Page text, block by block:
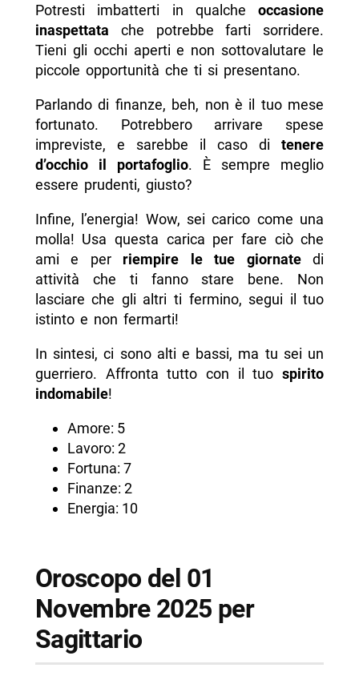
Potresti imbatterti in qualcheoccasione
inaspettata che potrebbe farti sorridere.
Tieni gli occhi aperti e non sottovalutare le
piccole opportunità che ti si presentano.
Parlando di finanze, beh, non è il tuo mese
fortunato. Potrebbero arrivare spese
impreviste, e sarebbe il caso ditenere
d’occhio il portafoglio. È sempre meglio
essere prudenti, giusto?
Infine, l’energia! Wow, sei carico come una
molla! Usa questa carica per fare ciò che
ami e per riempire le tue giornatedi
attività che ti fanno stare bene. Non
lasciare che gli altri ti fermino, segui il tuo
istinto e non fermarti!
In sintesi, ci sono alti e bassi, ma tu sei un
guerriero. Affronta tutto con il tuospirito
indomabile!
Amore: 5
Lavoro: 2
Fortuna: 7
Finanze: 2
Energia: 10
Oroscopo del 01
Novembre 2025 per
Sagittario